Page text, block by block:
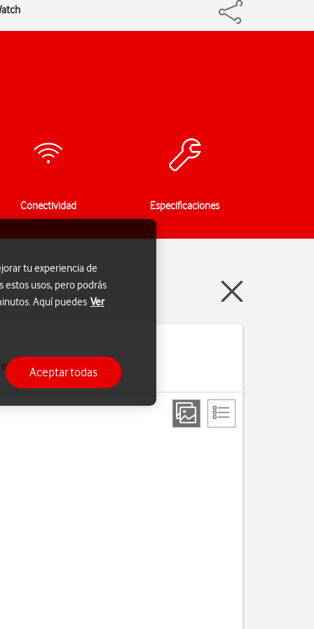
Conectividad Especificaciones
fabricante suele ir
tu experiencia de
estos usos, pero podrás
Aquí puedes Ver
Aceptar todas